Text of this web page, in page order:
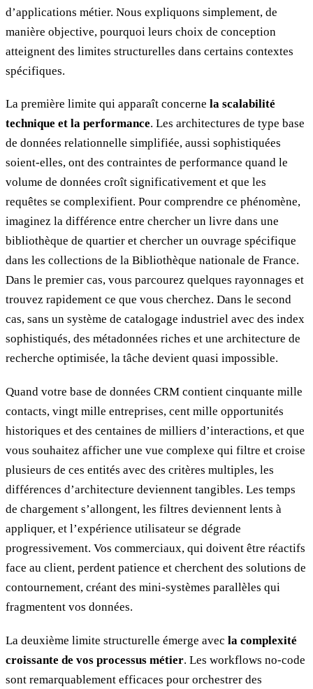
d’applications métier. Nous expliquons simplement, de
manière objective, pourquoi leurs choix de conception
atteignent des limites structurelles dans certains contextes
spécifiques.
La première limite qui apparaît concerne la scalabilité
technique et la performance. Les architectures de type base
de données relationnelle simplifiée, aussi sophistiquées
soient-elles, ont des contraintes de performance quand le
volume de données croît significativement et que les
requêtes se complexifient. Pour comprendre ce phénomène,
imaginez la différence entre chercher un livre dans une
bibliothèque de quartier et chercher un ouvrage spécifique
dans les collections de la Bibliothèque nationale de France.
Dans le premier cas, vous parcourez quelques rayonnages et
trouvez rapidement ce que vous cherchez. Dans le second
cas, sans un système de catalogage industriel avec des index
sophistiqués, des métadonnées riches et une architecture de
recherche optimisée, la tâche devient quasi impossible.
Quand votre base de données CRM contient cinquante mille
contacts, vingt mille entreprises, cent mille opportunités
historiques et des centaines de milliers d’interactions, et que
vous souhaitez afficher une vue complexe qui filtre et croise
plusieurs de ces entités avec des critères multiples, les
différences d’architecture deviennent tangibles. Les temps
de chargement s’allongent, les filtres deviennent lents à
appliquer, et l’expérience utilisateur se dégrade
progressivement. Vos commerciaux, qui doivent être réactifs
face au client, perdent patience et cherchent des solutions de
contournement, créant des mini-systèmes parallèles qui
fragmentent vos données.
La deuxième limite structurelle émerge avec la complexité
croissante de vos processus métier. Les workflows no-code
sont remarquablement efficaces pour orchestrer des